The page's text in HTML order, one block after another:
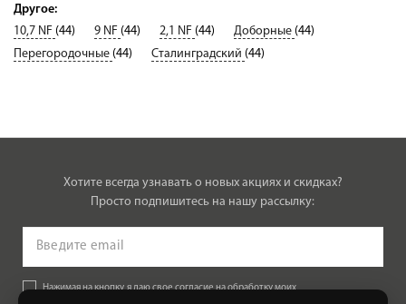
Другое:
10,7 NF (44) 9 NF (44) 2,1 NF (44) Доборные (44)
Перегородочные (44) Сталинградский (44)
Хотите всегда узнавать о новых акциях и скидках?
Просто подпишитесь на нашу рассылку:
Нажимая на кнопку, я даю свое согласие на обработку моих